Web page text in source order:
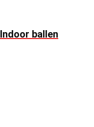
Indoor ballen